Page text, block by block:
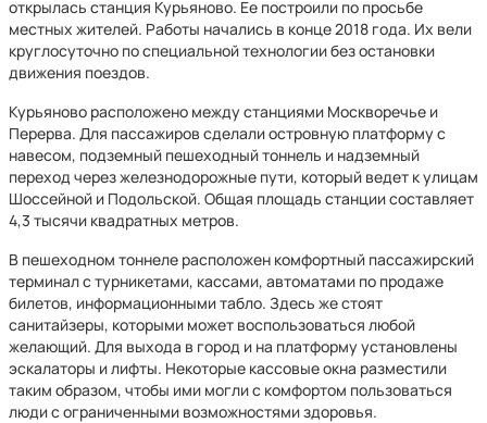
открылась станция Курьяново. Ее построили по просьбе
местных жителей. Работы начались в конце 2018 года. Их вели
круглосуточно по специальной технологии без остановки
движения поездов.
Курьяново расположено между станциями Москворечье и
Перерва. Для пассажиров сделали островную платформу с
навесом, подземный пешеходный тоннель и надземный
переход через железнодорожные пути, который ведет к улицам
Шоссейной и Подольской. Общая площадь станции составляет
4,3 тысячи квадратных метров.
В пешеходном тоннеле расположен комфортный пассажирский
терминал с турникетами, кассами, автоматами по продаже
билетов, информационными табло. Здесь же стоят
санитайзеры, которыми может воспользоваться любой
желающий. Для выхода в город и на платформу установлены
эскалаторы и лифты. Некоторые кассовые окна разместили
таким образом, чтобы ими могли с комфортом пользоваться
люди с ограниченными возможностями здоровья.